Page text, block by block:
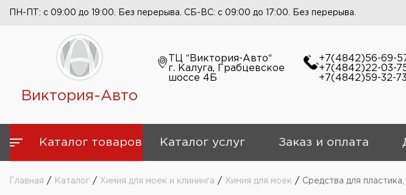
ПН-ПТ: с 09:00 до 19:00. Без перерыва. СБ-ВС: с 09:00 до 17:00. Без перерыва.
Виктория-Авто
ТЦ “Виктория-Авто“
г. Калуга, Грабцевское
шоссе 4Б
+7(4842)56-69-
+7(4842)22-03-
+7(4842)59-32-73
Каталог товаров Каталог услуг Заказ и оплата
Главная / Каталог / Химия для моек и клининга / Химия для моек / Средства для